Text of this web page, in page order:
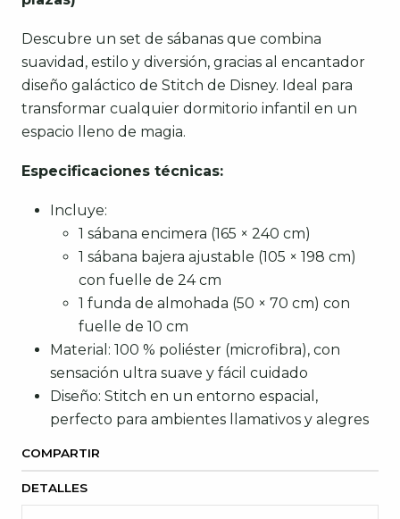
Descubre un set de sábanas que combina
suavidad, estilo y diversión, gracias al encantador
diseño galáctico de Stitch de Disney. Ideal para
transformar cualquier dormitorio infantil en un
espacio lleno de magia.
Especificaciones técnicas:
Incluye:
1 sábana encimera (165 × 240 cm)
1 sábana bajera ajustable (105 × 198 cm)
con fuelle de 24 cm
1 funda de almohada (50 × 70 cm) con
fuelle de 10 cm
Material: 100 % poliéster (microfibra), con
sensación ultra suave y fácil cuidado
Diseño: Stitch en un entorno espacial,
perfecto para ambientes llamativos y alegres
COMPARTIR
DETALLES